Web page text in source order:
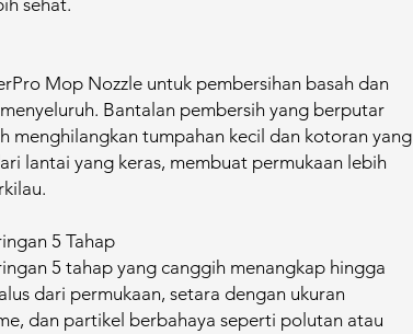
sehat.
Mop Nozzle untuk pembersihan basah dan
Bantalan pembersih yang berputar
menghilangkan tumpahan kecil dan kotoran yang
lantai yang keras, membuat permukaan lebih
5 Tahap​
5 tahap yang canggih menangkap hingga
dari permukaan, setara dengan ukuran
dan partikel berbahaya seperti polutan atau